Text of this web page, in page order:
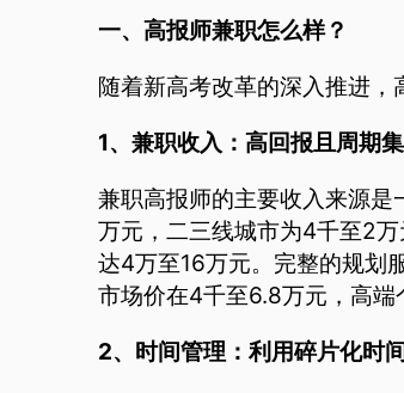
一、高报师兼职怎么样？
随着新高考改革的深入推进，
1、兼职收入：高回报且周期
兼职高报师的主要收入来源
万元，二三线城市为4千至2
达4万至16万元。完整的规划
市场价在4千至6.8万元，高端
2、时间管理：利用碎片化时